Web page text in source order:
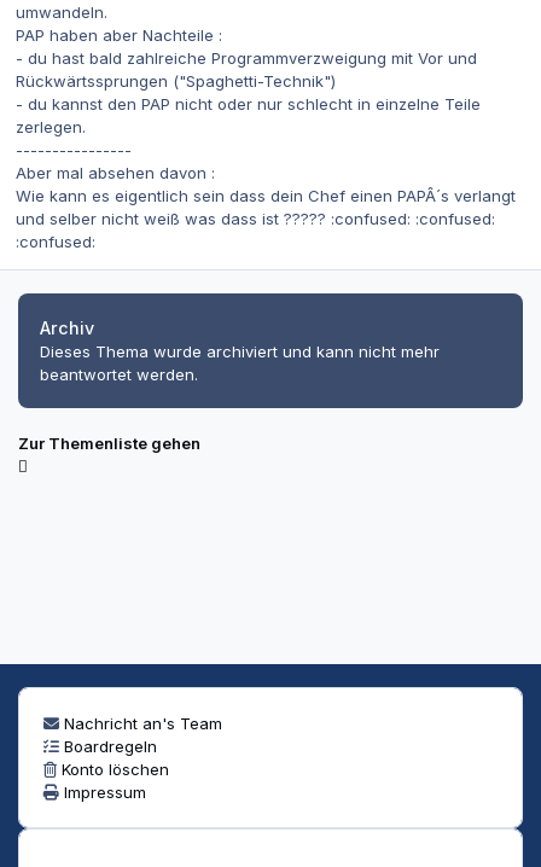
umwandeln.
PAP haben aber Nachteile :
- du hast bald zahlreiche Programmverzweigung mit Vor und
Rückwärtssprungen ("Spaghetti-Technik")
- du kannst den PAP nicht oder nur schlecht in einzelne Teile
zerlegen.
----------------
Aber mal absehen davon :
Wie kann es eigentlich sein dass dein Chef einen PAPÂ´s verlangt
und selber nicht weiß was dass ist ????? :confused: :confused:
:confused:
Archiv
Dieses Thema wurde archiviert und kann nicht mehr
beantwortet werden.
Zur Themenliste gehen
Nachricht an's Team
Boardregeln
Konto löschen
Impressum